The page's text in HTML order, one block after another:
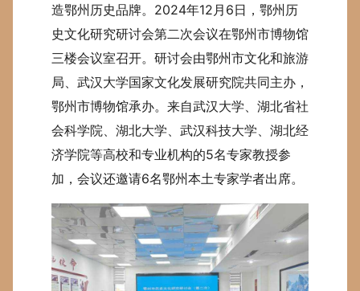
造鄂州历史品牌。2024年12月6日，鄂州历
史文化研究研讨会第二次会议在鄂州市博物馆
三楼会议室召开。研讨会由鄂州市文化和旅游
局、武汉大学国家文化发展研究院共同主办，
鄂州市博物馆承办。来自武汉大学、湖北省社
会科学院、湖北大学、武汉科技大学、湖北经
济学院等高校和专业机构的5名专家教授参
加，会议还邀请6名鄂州本土专家学者出席。